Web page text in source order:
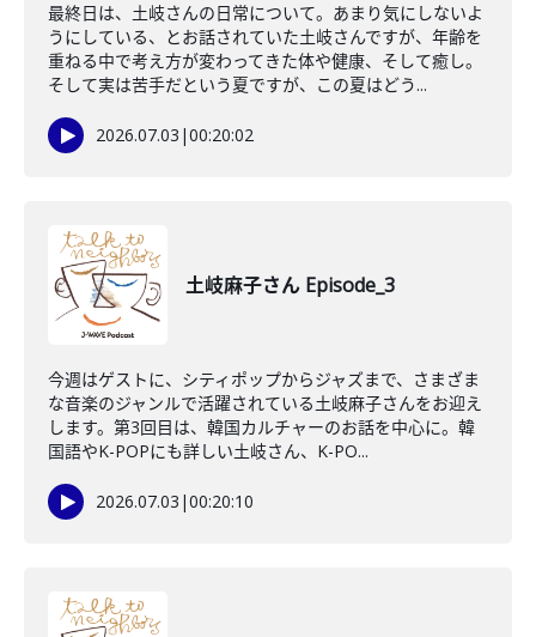
最終日は、土岐さんの日常について。あまり気にしないよ
うにしている、とお話されていた土岐さんですが、年齢を
重ねる中で考え方が変わってきた体や健康、そして癒し。
そして実は苦手だという夏ですが、この夏はどう...
2026.07.03 |00:20:02
土岐麻子さん Episode_3
今週はゲストに、シティポップからジャズまで、さまざま
な音楽のジャンルで活躍されている土岐麻子さんをお迎え
します。第3回目は、韓国カルチャーのお話を中心に。韓
国語やK-POPにも詳しい土岐さん、K-PO...
2026.07.03 |00:20:10